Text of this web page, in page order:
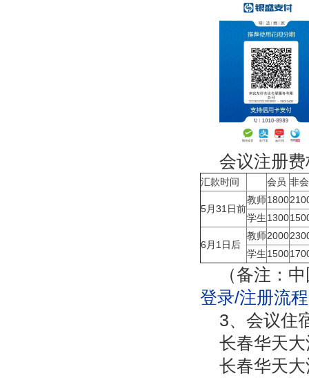
会议注册
汇款时间 会员 非
5月31日前
教师1800
学生1300
6月1日后
教师2000
学生1500
（备注：
登录/注册流程
3、会议住
长春华天
长春华天